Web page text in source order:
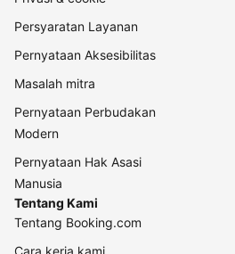
Persyaratan Layanan
Pernyataan Aksesibilitas
Masalah mitra
Pernyataan Perbudakan
Modern
Pernyataan Hak Asasi
Manusia
Tentang Kami
Tentang Booking.com
Cara kerja kami